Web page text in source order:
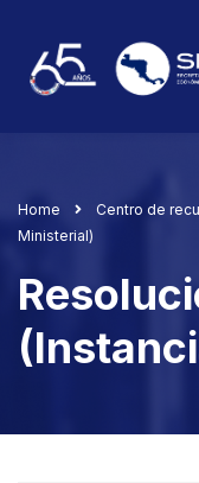
Home Centro de
Ministerial)